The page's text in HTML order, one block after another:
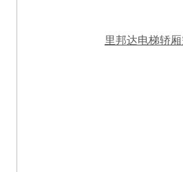
里邦达电梯轿